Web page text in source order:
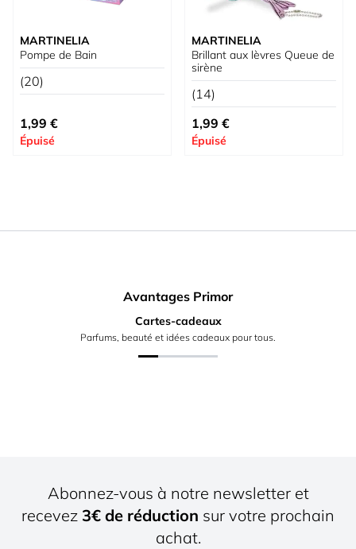
MARTINELIA
Pompe de Bain
(20)
1,99 €
Épuisé
MARTINELIA
Brillant aux lèvres Queue de
sirène
(14)
1,99 €
Épuisé
Avantages Primor
Cartes-cadeaux
Parfums, beauté et idées cadeaux pour tous.
Abonnez-vous à notre newsletter et
recevez 3€ de réduction sur votre prochain
achat.